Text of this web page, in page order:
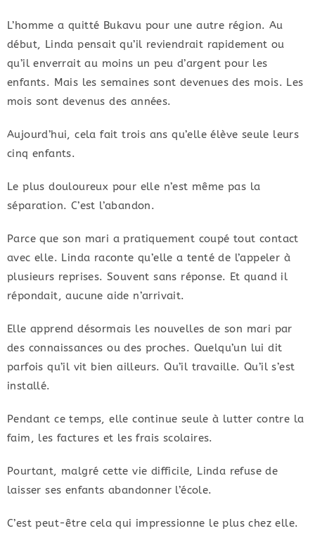
L’homme a quitté Bukavu pour une autre région. Au
début, Linda pensait qu’il reviendrait rapidement ou
qu’il enverrait au moins un peu d’argent pour les
enfants. Mais les semaines sont devenues des mois. Les
mois sont devenus des années.
Aujourd’hui, cela fait trois ans qu’elle élève seule leurs
cinq enfants.
Le plus douloureux pour elle n’est même pas la
séparation. C’est l’abandon.
Parce que son mari a pratiquement coupé tout contact
avec elle. Linda raconte qu’elle a tenté de l’appeler à
plusieurs reprises. Souvent sans réponse. Et quand il
répondait, aucune aide n’arrivait.
Elle apprend désormais les nouvelles de son mari par
des connaissances ou des proches. Quelqu’un lui dit
parfois qu’il vit bien ailleurs. Qu’il travaille. Qu’il s’est
installé.
Pendant ce temps, elle continue seule à lutter contre la
faim, les factures et les frais scolaires.
Pourtant, malgré cette vie difficile, Linda refuse de
laisser ses enfants abandonner l’école.
C’est peut-être cela qui impressionne le plus chez elle.